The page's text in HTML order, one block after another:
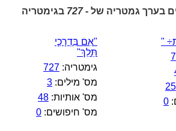
בערך גמטריה של -727 בגימטריה
"
25
0
"אִם בִּדְרָכַ֤י
תֵּלֵךְ"
גימטריה: 727
מס' מילים: 3
מס' אותיות: 48
מס' חיפושים: 0